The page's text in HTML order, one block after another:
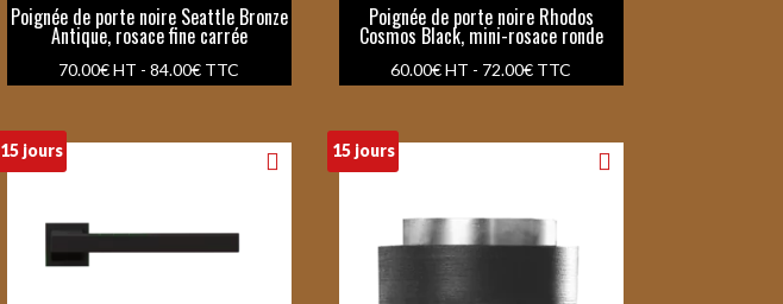
Poignée de porte noire Seattle Bronze
Antique, rosace fine carrée
70.00€ HT -84.00€ TTC
Poignée de porte noire Rhodos
Cosmos Black, mini-rosace ronde
60.00€ HT - 72.00€ TTC
15 jours 15 jours